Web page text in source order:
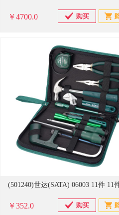
￥4700.0
￥352.0